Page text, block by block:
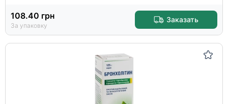
108.40 грн
За упаковку
Заказать